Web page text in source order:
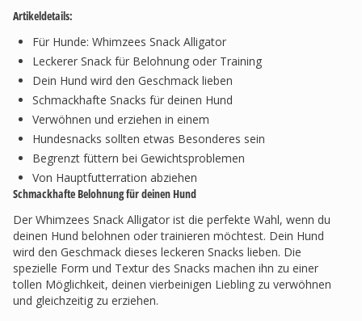
Artikeldetails:
Für Hunde: Whimzees Snack Alligator
Leckerer Snack für Belohnung oder Training
Dein Hund wird den Geschmack lieben
Schmackhafte Snacks für deinen Hund
Verwöhnen und erziehen in einem
Hundesnacks sollten etwas Besonderes sein
Begrenzt füttern bei Gewichtsproblemen
Von Hauptfutterration abziehen
Schmackhafte Belohnung für deinen Hund
Der Whimzees Snack Alligator ist die perfekte Wahl, wenn du
deinen Hund belohnen oder trainieren möchtest. Dein Hund
wird den Geschmack dieses leckeren Snacks lieben. Die
spezielle Form und Textur des Snacks machen ihn zu einer
tollen Möglichkeit, deinen vierbeinigen Liebling zu verwöhnen
und gleichzeitig zu erziehen.